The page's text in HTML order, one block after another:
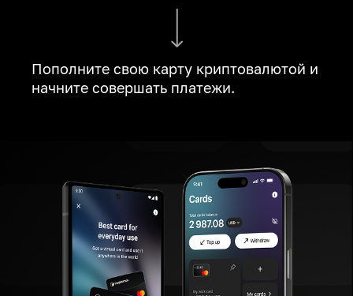
Пополните свою карту криптовалютой и
начните совершать платежи.